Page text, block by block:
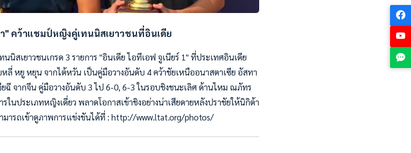
" คว้าแชมป์หญิงคู่เทนนิสเยาวชนที่อินเดีย
นิสเยาวชนเกรด 3 รายการ "อินเดีย ไอทีเอฟ จูเนียร์ 1" ที่ประเทศอินเดีย
ลี่ หยู หยุน จากไต้หวัน เป็นคู่มือวางอันดับ 4 คว้าชัยเหนืออนาสตาเซีย อัสทา
ยฉี จากจีน คู่มือวางอันดับ 3 ไป 6-0, 6-3 ในรอบชิงชนะเลิศ ด้านไหม ณภัทร
ในประเภทหญิงเดี่ยว พลาดโอกาสเข้าชิงอย่างน่าเสียดายหลังปราชัยให้นิกิต้า
มารถเข้าดูภาพการแข่งขันได้ที่ : http://www.ltat.org/photos/